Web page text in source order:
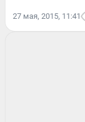
27 мая, 2015, 11:41